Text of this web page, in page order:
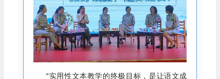
“实用性文本教学的终极目标，是让语文成